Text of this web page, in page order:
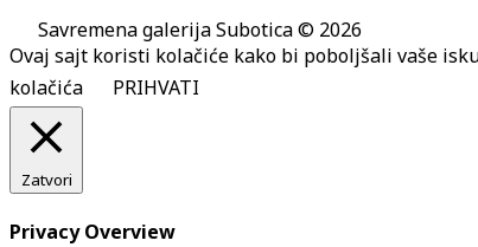
Savremena galerija Subotica © 2026
Ovaj sajt koristi kolačiće kako bi poboljšali vaše
kolačića
PRIHVATI
Zatvori
Privacy Overview